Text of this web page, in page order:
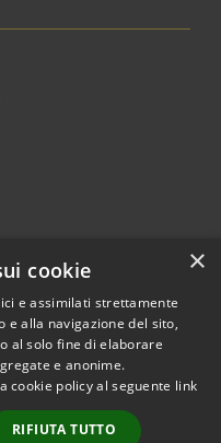
Copyright © 2026 • Comune di
byMunicipium Accesso
×
cookie
e assimilati strettamente
e alla navigazione del sito,
al solo fine di elaborare
e anonime.
cookie policy al seguente link
RIFIUTA TUTTO